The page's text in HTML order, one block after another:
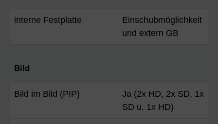
interne Festplatte
Einschubmöglichkeit
und extern GB
Bild
Bild im Bild (PIP)
Ja (2x HD, 2x SD, 1x
SD u. 1x HD)